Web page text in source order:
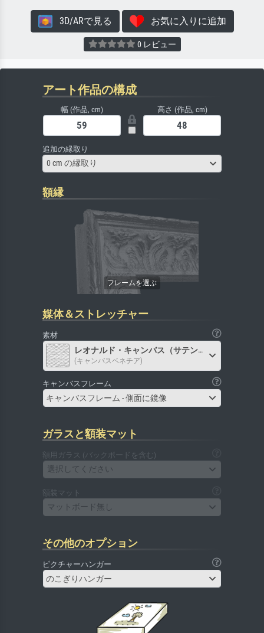
3D/ARで見る お気に入りに追加
0 レビュー
アート作品の構成
幅 (作品, cm) 高さ (作品, cm)
追加の縁取り
0 cm の縁取り
額縁
媒体＆ストレッチャー
素材
レオナルド・キャンバス（サテン）
(キャンバスベネチア)
キャンバスフレーム
キャンバスフレーム - 側面に鏡像
ガラスと額装マット
額用ガラス (バックボードを含む)
選択してください
額装マット
マットボード無し
その他のオプション
ピクチャーハンガー
のこぎりハンガー